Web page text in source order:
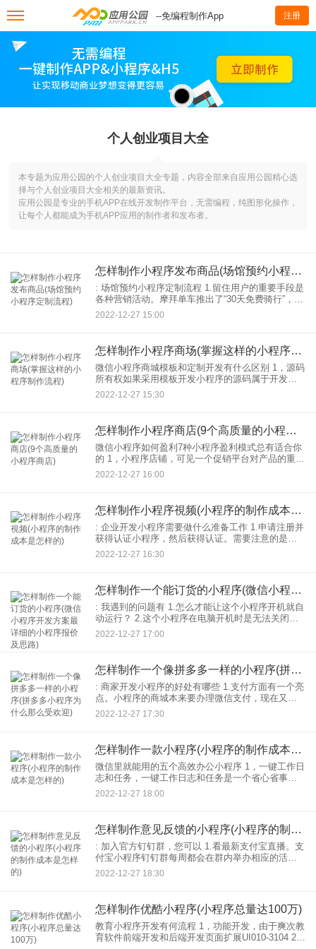
--免编程制作App 注册
个人创业项目大全
本专题为应用公园的个人创业项目大全专题，内容全部来自应用公园精心选
择与个人创业项目大全相关的最新资讯。
应用公园是专业的手机APP在线开发制作平台，无需编程，纯图形化操作，
让每个人都能成为手机APP应用的制作者和发布者。
怎样制作小程序发布商品(场馆预约小程序定制流程)
: 场馆预约小程序定制流程 1.留住用户的重要手段是
各种营销活动。摩拜单车推出了“30天免费骑行”，让
没有使用过共享单车的用户，或者使用其他品牌的
2022-12-27 15:00
怎样制作小程序商场(掌握这样的小程序制作流程)
微信小程序商城模板和定制开发有什么区别 1，源码
所有权如果采用模板开发小程序的源码属于开发，
客户不能任意修改：如果定制开发，那么客户就能
对源码拥有完整的所有权，包括后台数据等。以后
2022-12-27 15:30
怎样制作小程序商店(9个高质量的小程序商店)
微信小程序如何盈利7种小程序盈利模式总有适合你
的 1，小程序店铺，可见一个促销平台对产品的重要
性。设置一个“小程序聚合平台”。前期，免费展示。
2022-12-27 16:00
怎样制作小程序視频(小程序的制作成本是怎样的)
: 企业开发小程序需要做什么准备工作 1.申请注册并
获得认证小程序，然后获得认证。需要注意的是，
小程序的主体不能是个人，否则很多功能会被限制
不能正常上网使用。 2.购买服务器和域名。小程序
2022-12-27 16:30
怎样制作一个能订货的小程序(微信小程序开发方案最详细的小程序报价及思路)
: 我遇到的问题有 1.怎么才能让这个小程序开机就自
动运行？ 2.这个小程序在电脑开机时是无法关闭
的，也就是这个小程序的运行时间等于电脑的启动
时间。 3.这个程序每次关机都能自动保存每次
2022-12-27 17:00
怎样制作一个像拼多多一样的小程序(拼多多小程序为什么那么受欢迎)
: 商家开发小程序的好处有哪些 1.支付方面有一个亮
点。小程序的商城本来要办理微信支付，现在又要
办理微信支付业务经营许可证，但是办理企业，但
是个人业务，我无法办理应用应用。而HTML5商城
2022-12-27 17:30
怎样制作一款小程序(小程序的制作成本是怎样的)
微信里就能用的五个高效办公小程序 1，一键工作日
志和任务，一键工作日志和任务是一个省心省事的
办公室工具。使用起来非常简单。员工可以利用工
作日志功能，记录工作内容，写入需要协调的工作
2022-12-27 18:00
怎样制作意见反馈的小程序(小程序的制作成本是怎样的)
: 加入官方钉钉群，您可以 1.看最新支付宝直播。支
付宝小程序钉钉群每周都会在群内举办相应的活动
直播，邀请支付宝小程序的技术专家分享支付宝小
程序开发的技巧，介绍最新的功能，开发010-
2022-12-27 18:30
怎样制作优酷小程序(小程序总量达100万)
教育小程序开发有何流程 1，功能开发，由于爽次教
育软件前端开发和后端开发页面扩展UI010-3104 2.